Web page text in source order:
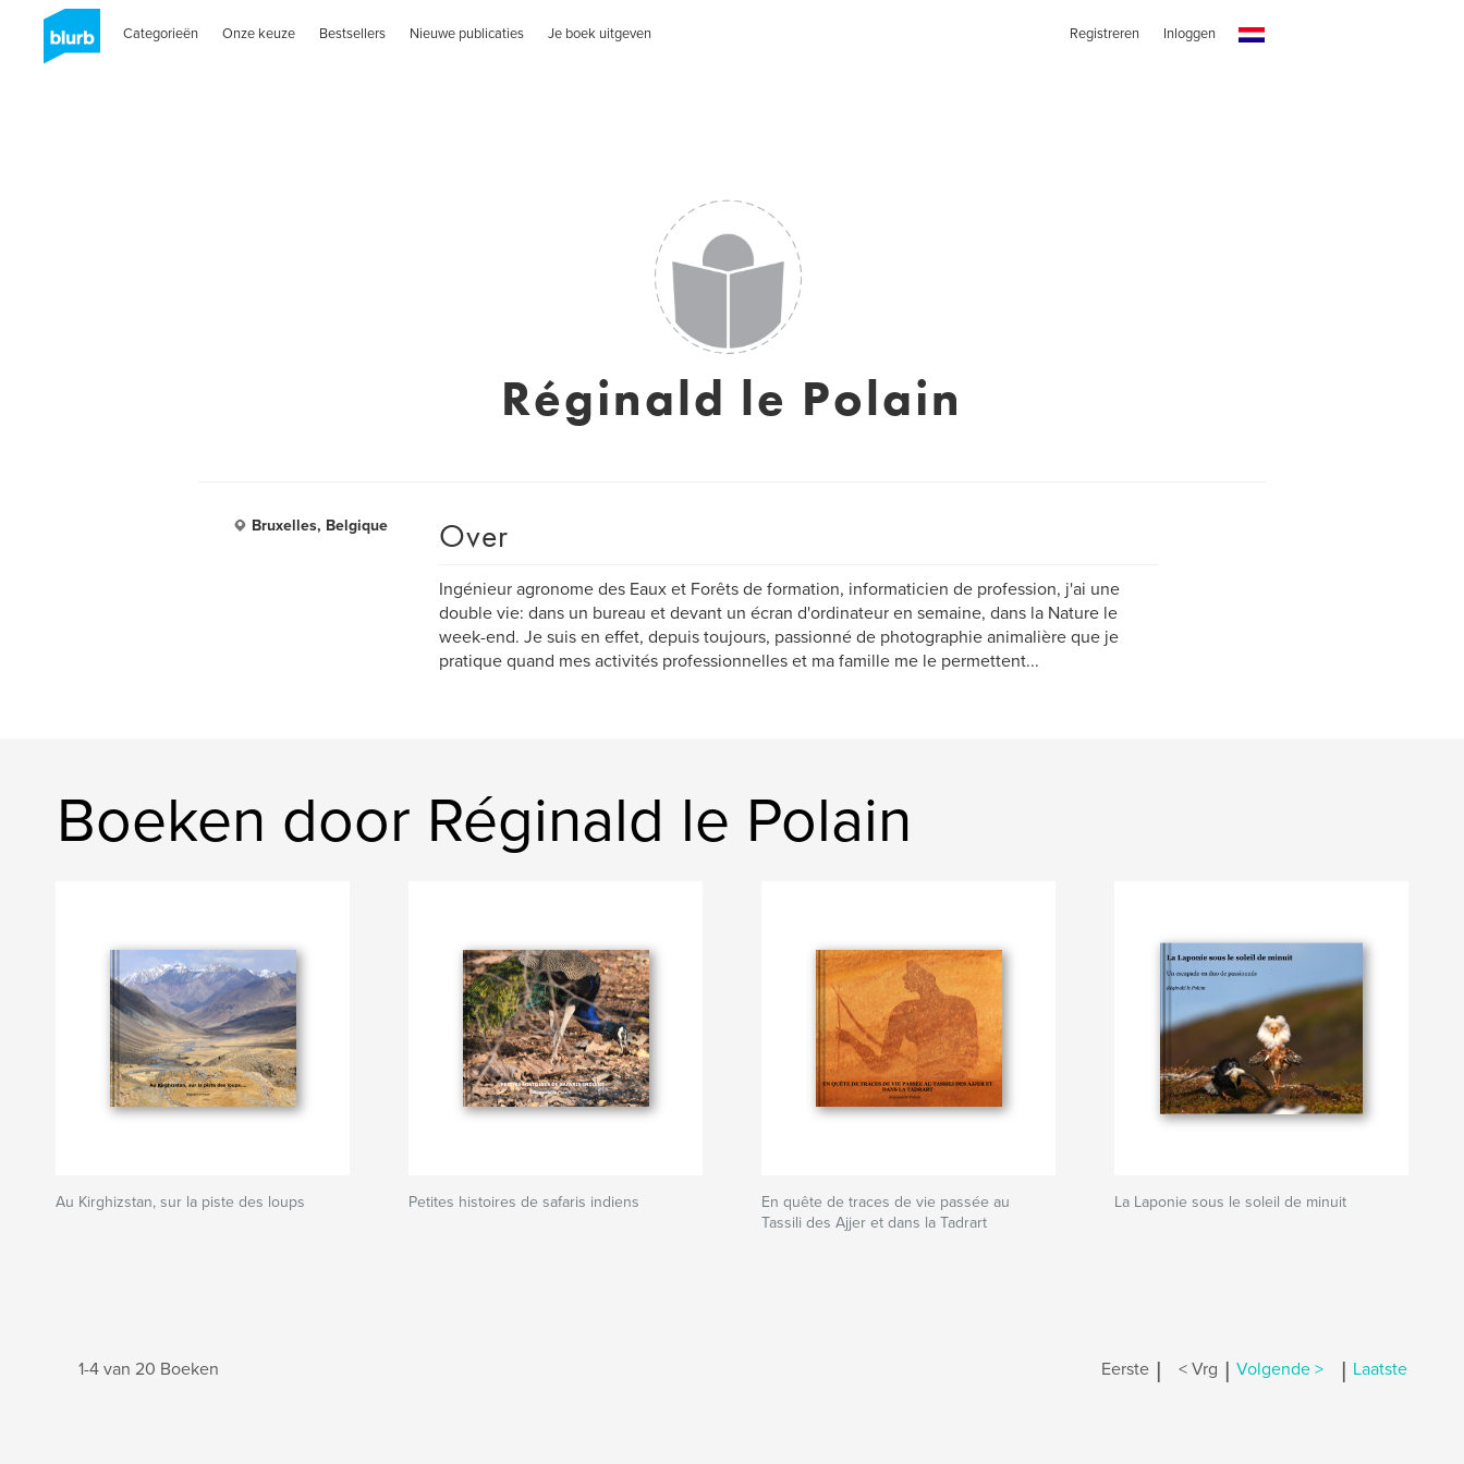
Categorieën Onze keuze Bestsellers Nieuwe publicaties Je boek uitgeven Registreren Inloggen
Réginald le Polain
Bruxelles, Belgique Over
Ingénieur agronome des Eaux et Forêts de formation, informaticien de profession, j'ai une
double vie: dans un bureau et devant un écran d'ordinateur en semaine, dans la Nature le
week-end. Je suis en effet, depuis toujours, passionné de photographie animalière que je
pratique quand mes activités professionnelles et ma famille me le permettent...
Boeken door Réginald le Polain
Au Kirghizstan, sur la piste des loups Petites histoires de safaris indiens
En quête de traces de vie passée au
Tassili des Ajjer et dans la Tadrart
La Laponie sous le soleil de minuit
1-4 van 20 Boeken Eerste | < Vrg | Volgende > | Laatste